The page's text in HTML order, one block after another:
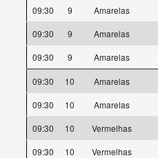
09:30 9 Amarelas
09:30
9 Amarelas
09:30
9 Amarelas
09:30 10 Amarelas
09:30
10 Amarelas
09:30
10 Vermelhas
09:30
10 Vermelhas